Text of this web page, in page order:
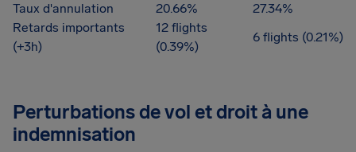
Taux d'annulation
20.66%
27.34%
Retards importants
(+3h)
12 flights
(0.39%)
6 flights (0.21%)
Perturbations de vol et droit à une
indemnisation